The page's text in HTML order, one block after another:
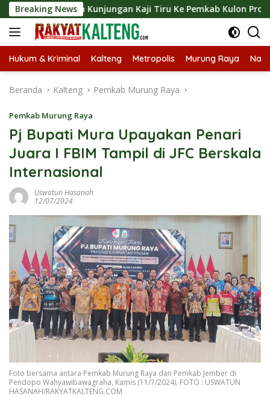
Langsung
ke
konten
Breaking News
Kunjungan Kaji Tiru Ke Pemkab Kulon Progo
Hukum & Kriminal Kalteng Metropolis Murung Raya
Beranda Kalteng Pemkab Murung Raya
Pemkab Murung Raya
Pj Bupati Mura Upayakan Penari
Juara I FBIM Tampil di JFC Berskala
Internasional
Uswatun Hasanah
12/07/2024
Foto bersama antara Pemkab Murung Raya dan Pemkab Jember di
Pendopo Wahyawibawagraha, Kamis (11/7/2024). FOTO : USWATUN
HASANAH/RAKYATKALTENG.COM